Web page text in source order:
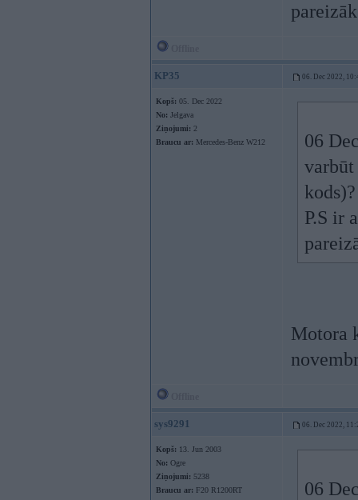
KP35 06. Dec 2022,
Kopš: 05. Dec 2022
No: Jelgava
Ziņojumi: 2
Braucu ar: Mercedes-Benz W212
06
kods)?
P.S ir
Motora
sys9291 06. Dec 2022,
Kopš: 13. Jun 2003
No: Ogre
Ziņojumi: 5238
Braucu ar: F20 R1200RT 06